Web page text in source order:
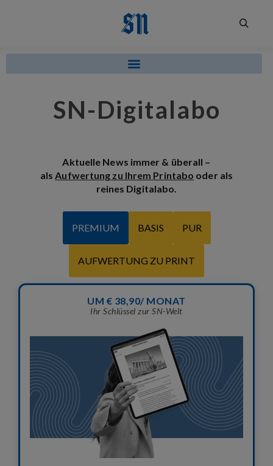
SN-Digitalabo
Aktuelle News immer & überall –
als Aufwertung zu Ihrem Printabo oder als
reines Digitalabo.
PREMIUM BASIS PUR
AUFWERTUNG ZU PRINT
UM € 38,90/ MONAT
Ihr Schlüssel zur SN-Welt